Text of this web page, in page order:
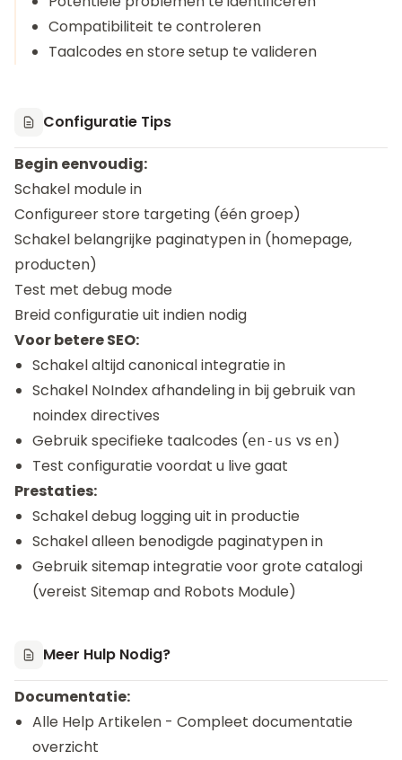
Compatibiliteit te controleren
Taalcodes en store setup te valideren
Configuratie Tips
Begin eenvoudig:
Schakel module in
Configureer store targeting (één groep)
Schakel belangrijke paginatypen in (homepage,
producten)
Test met debug mode
Breid configuratie uit indien nodig
Voor betere SEO:
Schakel altijd canonical integratie in
Schakel NoIndex afhandeling in bij gebruik van
noindex directives
Gebruik specifieke taalcodes (en-us vs en)
Test configuratie voordat u live gaat
Prestaties:
Schakel debug logging uit in productie
Schakel alleen benodigde paginatypen in
Gebruik sitemap integratie voor grote catalogi
(vereist Sitemap and Robots Module)
Meer Hulp Nodig?
Documentatie:
Alle Help Artikelen - Compleet documentatie
overzicht